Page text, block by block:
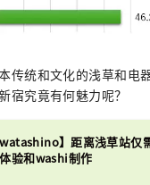
传统和文化的浅草和电
宿究竟有何魅力呢？
watashino】距离浅草站仅
验和washi制作